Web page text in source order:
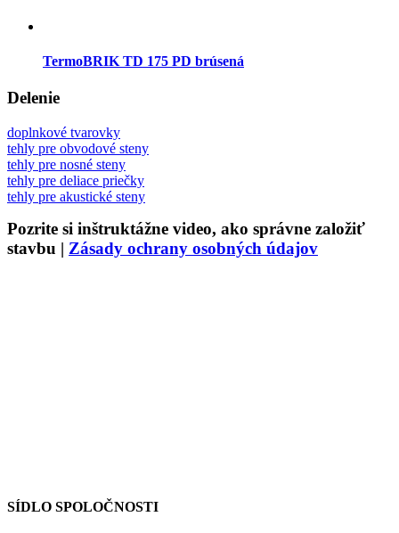
TermoBRIK TD 175 PD brúsená
Delenie
doplnkové tvarovky
tehly pre obvodové steny
tehly pre nosné steny
tehly pre deliace priečky
tehly pre akustické steny
Pozrite si inštruktážne video, ako správne založiť
stavbu | Zásady ochrany osobných údajov
SÍDLO SPOLOČNOSTI